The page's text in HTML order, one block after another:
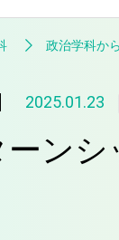
政治学科か
2025.01.23
ン